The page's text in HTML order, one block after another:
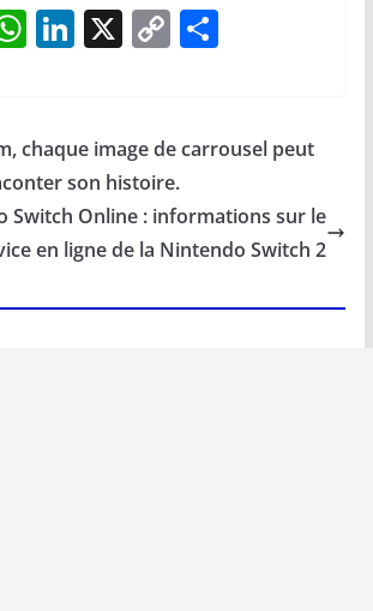
W
s
A
p
p
Li
e
dI
n
X C
y
Li
n
k
P
g
chaque image de carrousel peut
son histoire.
Switch Online : informations sur le
en ligne de la Nintendo Switch 2